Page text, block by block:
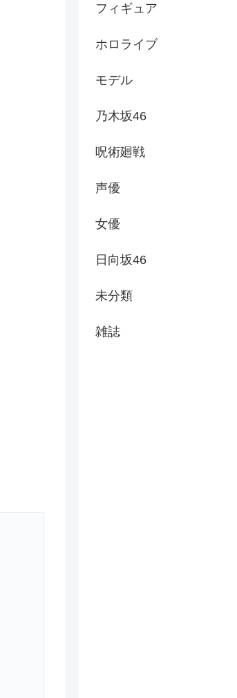
フィギュア
ホロライブ
モデル
乃木坂46
呪術廻戦
声優
女優
日向坂46
未分類
雑誌